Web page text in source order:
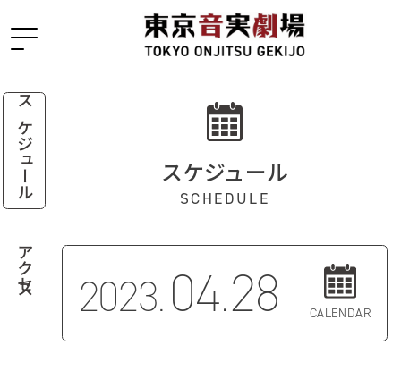
スケジュール
アクセス
スケジュール
SCHEDULE
2023.04.28 CALENDAR